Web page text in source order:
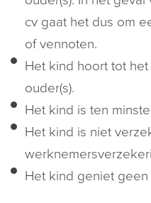
cv gaat het dus om
of vennoten.
Het kind hoort tot
ouder(s).
Het kind is ten minste
Het kind is niet
Het kind geniet